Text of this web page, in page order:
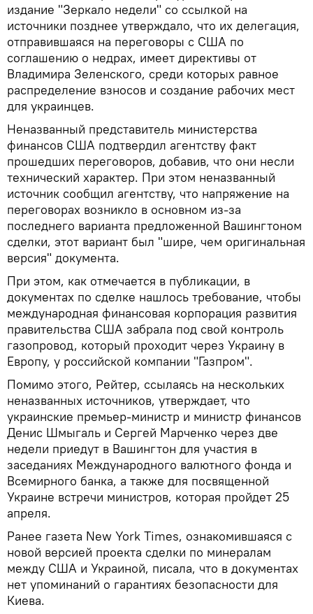
издание "Зеркало недели" со ссылкой на
источники позднее утверждало, что их делегация,
отправившаяся на переговоры с США по
соглашению о недрах, имеет директивы от
Владимира Зеленского, среди которых равное
распределение взносов и создание рабочих мест
для украинцев.
Неназванный представитель министерства
финансов США подтвердил агентству факт
прошедших переговоров, добавив, что они несли
технический характер. При этом неназванный
источник сообщил агентству, что напряжение на
переговорах возникло в основном из-за
последнего варианта предложенной Вашингтоном
сделки, этот вариант был "шире, чем оригинальная
версия" документа.
При этом, как отмечается в публикации, в
документах по сделке нашлось требование, чтобы
международная финансовая корпорация развития
правительства США забрала под свой контроль
газопровод, который проходит через Украину в
Европу, у российской компании "Газпром".
Помимо этого, Рейтер, ссылаясь на нескольких
неназванных источников, утверждает, что
украинские премьер-министр и министр финансов
Денис Шмыгаль и Сергей Марченко через две
недели приедут в Вашингтон для участия в
заседаниях Международного валютного фонда и
Всемирного банка, а также для посвященной
Украине встречи министров, которая пройдет 25
апреля.
Ранее газета New York Times, ознакомившаяся с
новой версией проекта сделки по минералам
между США и Украиной, писала, что в документах
нет упоминаний о гарантиях безопасности для
Киева.